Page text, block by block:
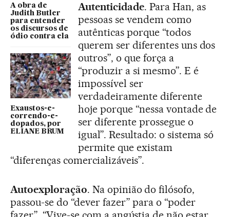
A obra de
Judith Butler
para entender
os discursos de
ódio contra ela
Exaustos-e-
correndo-e-
dopados, por
ELIANE BRUM
Autenticidade. Para Han, as
pessoas se vendem como
autênticas porque “todos
querem ser diferentes uns dos
outros”, o que força a
“produzir a si mesmo”. E é
impossível ser
verdadeiramente diferente
hoje porque “nessa vontade de
ser diferente prossegue o
igual”. Resultado: o sistema só
permite que existam
“diferenças comercializáveis”.
Autoexploração. Na opinião do filósofo,
passou-se do “dever fazer” para o “poder